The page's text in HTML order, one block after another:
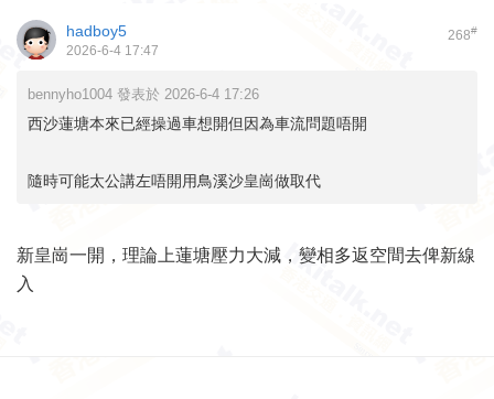
268#
hadboy5
2026-6-4 17:47
bennyho1004 發表於 2026-6-4 17:26
西沙蓮塘本來已經操過車想開但因為車流問題唔開
隨時可能太公講左唔開用鳥溪沙皇崗做取代
新皇崗一開，理論上蓮塘壓力大減，變相多返空間去俾新線
入